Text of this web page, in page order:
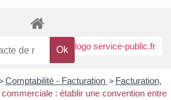
> Comptabilité - Facturation > Facturation,
: établir une convention entre